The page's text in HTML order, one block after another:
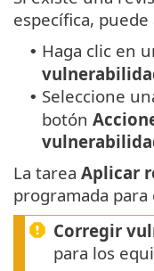
específica,
• Haga clic en
• Seleccione
botón
La tarea Aplicar
programada
Corregir
para los